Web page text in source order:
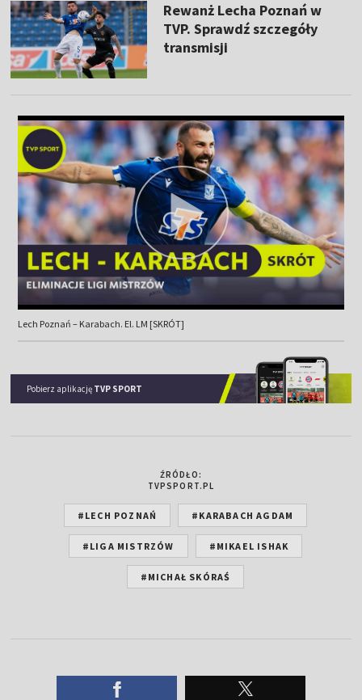
Rewanż Lecha Poznań w
TVP. Sprawdź szczegóły
transmisji
Lech Poznań – Karabach. El. LM [SKRÓT]
Pobierz aplikację TVP SPORT
ŹRÓDŁO:
TVPSPORT.PL
#LECH POZNAŃ #KARABACH AGDAM
#LIGA MISTRZÓW #MIKAEL ISHAK
#MICHAŁ SKÓRAŚ